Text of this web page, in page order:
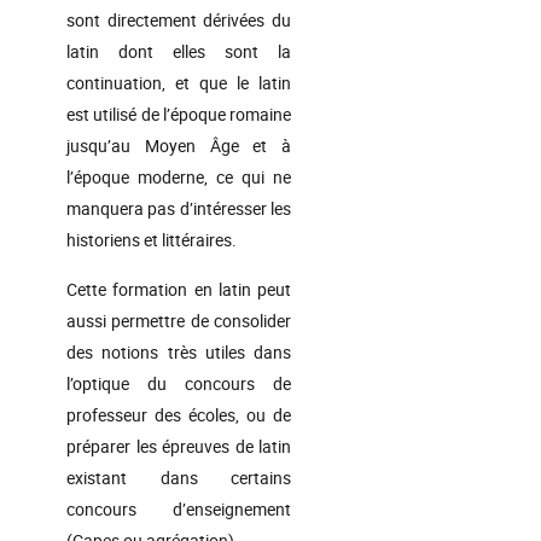
sont directement dérivées du
latin dont elles sont la
continuation, et que le latin
est utilisé de l’époque romaine
jusqu’au Moyen Âge et à
l’époque moderne, ce qui ne
manquera pas d’intéresser les
historiens et littéraires.
Cette formation en latin peut
aussi permettre de consolider
des notions très utiles dans
l’optique du concours de
professeur des écoles, ou de
préparer les épreuves de latin
existant dans certains
concours d’enseignement